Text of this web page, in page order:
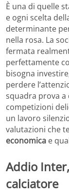
È una di quelle
e ogni scelta
determinante
nella rosa. La
fermata
perfettamente
bisogna
perdere
squadra prova
competizioni
un lavoro
valutazioni che
economica e
Addio
calciatore